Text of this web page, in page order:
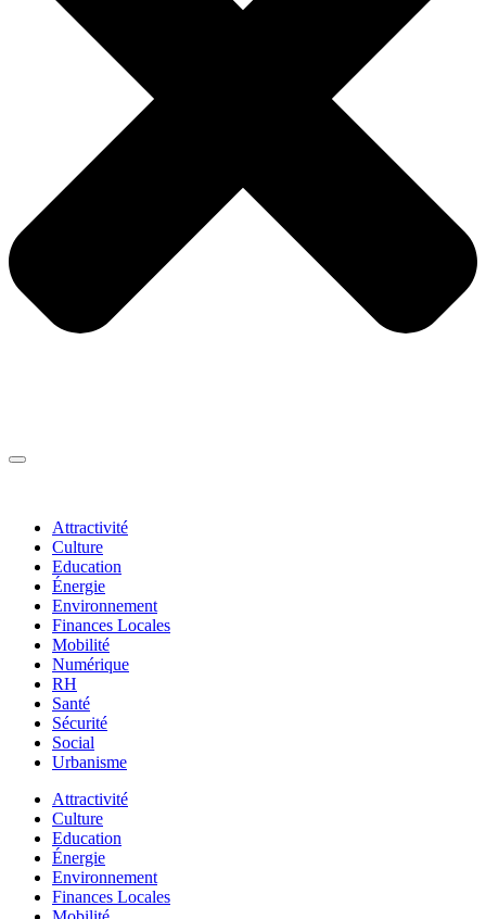
Attractivité
Culture
Education
Énergie
Environnement
Finances Locales
Mobilité
Numérique
RH
Santé
Sécurité
Social
Urbanisme
Attractivité
Culture
Education
Énergie
Environnement
Finances Locales